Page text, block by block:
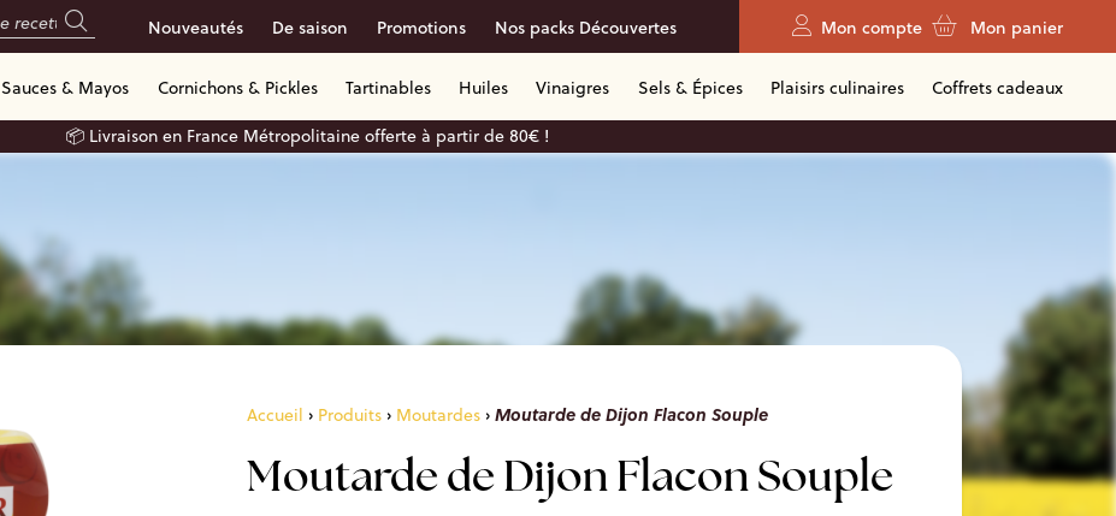
Nouveautés De saison Promotions Nos packs Découvertes Mon compte Mon panier
Sauces & Mayos Cornichons & Pickles Tartinables Huiles Vinaigres Sels & Épices Plaisirs culinaires
Coffrets cadeaux
📦 Livraison en France Métropolitaine offerte à partir de 80€ !
Accueil › Produits › Moutardes ›Moutarde de Dijon Flacon Souple
Moutarde de Dijon Flacon Souple